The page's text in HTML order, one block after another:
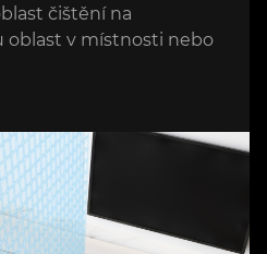
čištění na
oblast v místnosti nebo